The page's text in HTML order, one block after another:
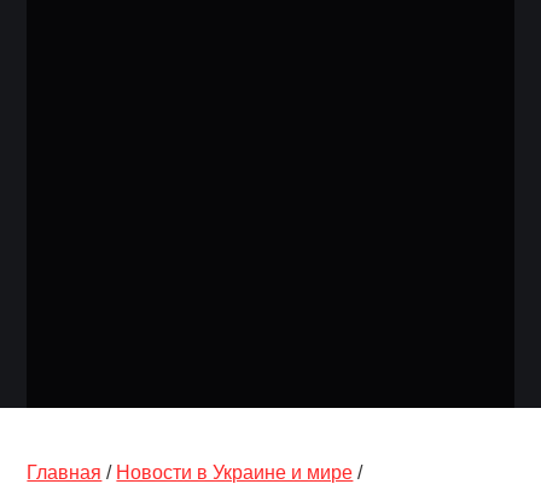
Главная / Новости в Украине и мире /